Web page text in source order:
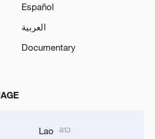
Español
العربية
Documentary
Lao ລາວ